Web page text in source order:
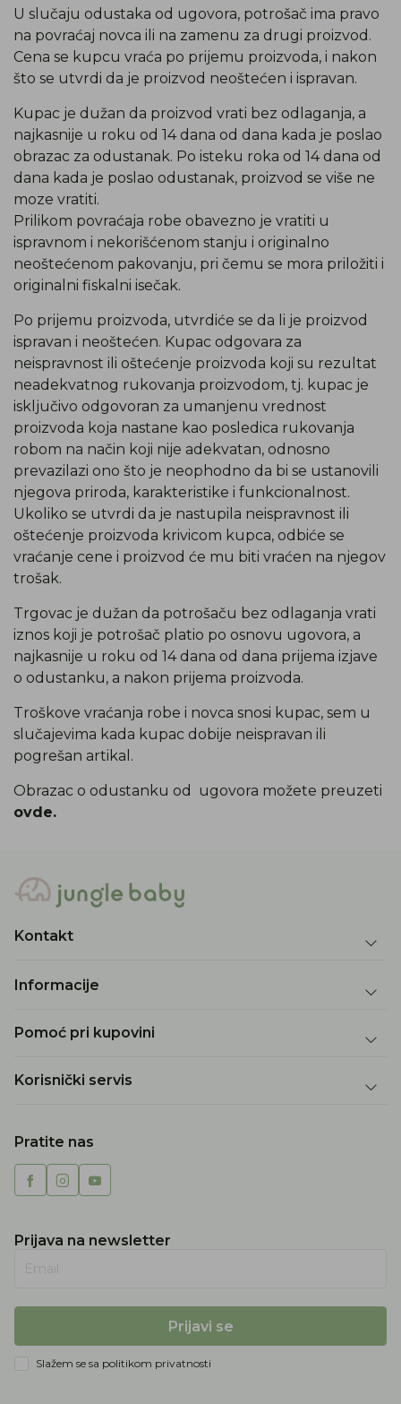
U slučaju odustaka od ugovora, potrošač ima pravo
na povraćaj novca ili na zamenu za drugi proizvod.
Cena se kupcu vraća po prijemu proizvoda, i nakon
što se utvrdi da je proizvod neoštećen i ispravan.
Kupac je dužan da proizvod vrati bez odlaganja, a
najkasnije u roku od 14 dana od dana kada je poslao
obrazac za odustanak. Po isteku roka od 14 dana od
dana kada je poslao odustanak, proizvod se više ne
moze vratiti.
Prilikom povraćaja robe obavezno je vratiti u
ispravnom i nekorišćenom stanju i originalno
neoštećenom pakovanju, pri čemu se mora priložiti i
originalni fiskalni isečak.
Po prijemu proizvoda, utvrdiće se da li je proizvod
ispravan i neoštećen. Kupac odgovara za
neispravnost ili oštećenje proizvoda koji su rezultat
neadekvatnog rukovanja proizvodom, tj. kupac je
isključivo odgovoran za umanjenu vrednost
proizvoda koja nastane kao posledica rukovanja
robom na način koji nije adekvatan, odnosno
prevazilazi ono što je neophodno da bi se ustanovili
njegova priroda, karakteristike i funkcionalnost.
Ukoliko se utvrdi da je nastupila neispravnost ili
oštećenje proizvoda krivicom kupca, odbiće se
vraćanje cene i proizvod će mu biti vraćen na njegov
trošak.
Trgovac je dužan da potrošaču bez odlaganja vrati
iznos koji je potrošač platio po osnovu ugovora, a
najkasnije u roku od 14 dana od dana prijema izjave
o odustanku, a nakon prijema proizvoda.
Troškove vraćanja robe i novca snosi kupac, sem u
slučajevima kada kupac dobije neispravan ili
pogrešan artikal.
Obrazac o odustanku od ugovora možete preuzeti
ovde.
Kontakt
Informacije
Pomoć pri kupovini
Korisnički servis
Pratite nas
Prijava na newsletter
Prijavi se
Slažem se sa politikom privatnosti